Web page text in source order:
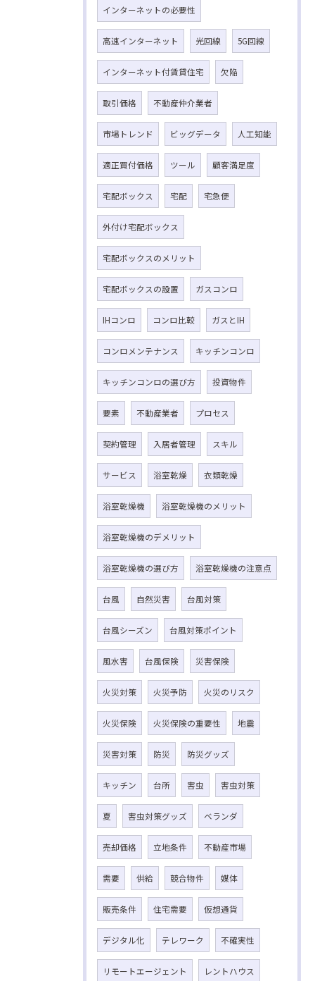
インターネットの必要性
高速インターネット 光回線 5G回線
インターネット付賃貸住宅 欠陥
取引価格 不動産仲介業者
市場トレンド ビッグデータ 人工知能
適正買付価格 ツール 顧客満足度
宅配ボックス 宅配 宅急便
外付け宅配ボックス
宅配ボックスのメリット
宅配ボックスの設置 ガスコンロ
IHコンロ コンロ比較 ガスとIH
コンロメンテナンス キッチンコンロ
キッチンコンロの選び方 投資物件
要素 不動産業者 プロセス
契約管理 入居者管理 スキル
サービス 浴室乾燥 衣類乾燥
浴室乾燥機 浴室乾燥機のメリット
浴室乾燥機のデメリット
浴室乾燥機の選び方 浴室乾燥機の注意点
台風 自然災害 台風対策
台風シーズン 台風対策ポイント
風水害 台風保険 災害保険
火災対策 火災予防 火災のリスク
火災保険 火災保険の重要性 地震
災害対策 防災 防災グッズ
キッチン 台所 害虫 害虫対策
夏 害虫対策グッズ ベランダ
売却価格 立地条件 不動産市場
需要 供給 競合物件 媒体
販売条件 住宅需要 仮想通貨
デジタル化 テレワーク 不確実性
リモートエージェント レントハウス